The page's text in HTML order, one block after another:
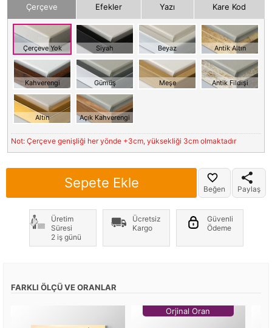
Çerçeve Efekler Yazı Kare Kod
Çerçeve Yok Siyah Beyaz Antik Altın
Kahverengi Gümüş Meşe Antik Fildişi
Altın Açık Kahverengi
Not: Çerçeve genişliği her yönde +3cm, yüksekliği 3cm olmaktadır
Sepete Ekle Beğen Paylaş
Üretim
Süresi
2 iş günü
Ücretsiz
Kargo
Güvenli
Ödeme
FARKLI ÖLÇÜ VE ORANLAR
Orjinal Oran